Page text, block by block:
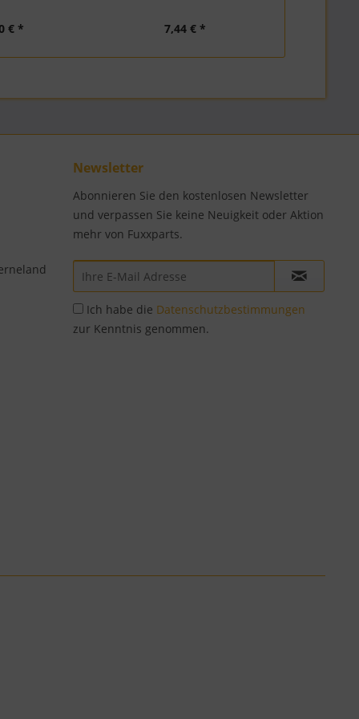
€ * 7,44 € *
Newsletter
Abonnieren Sie den kostenlosen Newsletter
und verpassen Sie keine Neuigkeit oder Aktion
mehr von Fuxxparts.
Ich habe die Datenschutzbestimmungen
zur Kenntnis genommen.